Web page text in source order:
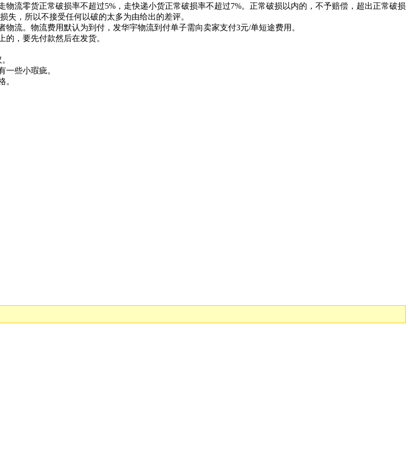
流零货正常破损率不超过5%，走快递小货正常破损率不超过7%。正常破损以内的，不予赔偿，超出正常破损
失，所以不接受任何以破的太多为由给出的差评。
流。物流费用默认为到付，发华宇物流到付单子需向卖家支付3元/单短途费用。
的，要先付款然后在发货。
一些小瑕疵。
。